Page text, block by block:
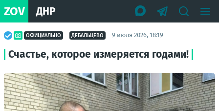
ZOV ДНР
ОФИЦИАЛЬНО ДЕБАЛЬЦЕВО 9 июля 2026, 18:19
Счастье, которое измеряется годами!